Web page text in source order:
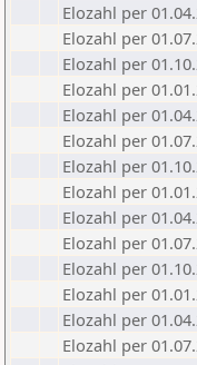
Elozahl per
Elozahl per
Elozahl per
Elozahl per
Elozahl per
Elozahl per
Elozahl per
Elozahl per
Elozahl per
Elozahl per
Elozahl per
Elozahl per
Elozahl per
Elozahl per